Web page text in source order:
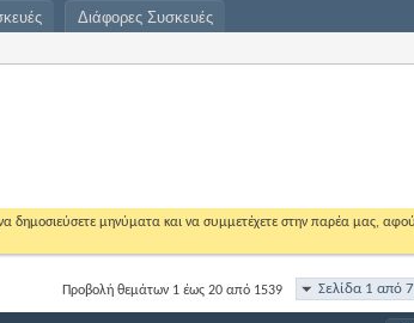
Διάφορες Συσκευές
δημοσιεύσετε μηνύματα και να συμμετέχετε στην παρέα μας,
Σελίδα 1 από
Προβολή θεμάτων 1 έως 20 από 1539